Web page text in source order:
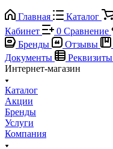
Главная Каталог
Кабинет
0 Сравнение
Бренды
Отзывы
Документы
Реквизиты
Интернет-магазин
Каталог
Акции
Бренды
Услуги
Компания